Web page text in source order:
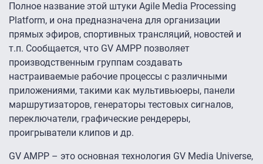
Полное название этой штуки Agile Media Processing
Platform, и она предназначена для организации
прямых эфиров, спортивных трансляций, новостей и
т.п. Сообщается, что GV AMPP позволяет
производственным группам создавать
настраиваемые рабочие процессы с различными
приложениями, такими как мультивьюеры, панели
маршрутизаторов, генераторы тестовых сигналов,
переключатели, графические рендереры,
проигрыватели клипов и др.
GV AMPP – это основная технология GV Media Universe,